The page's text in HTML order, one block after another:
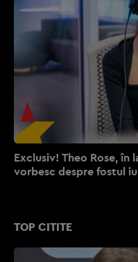
TOP CITITE
Exclusiv! Theo Rose, în
vorbesc despre fostul